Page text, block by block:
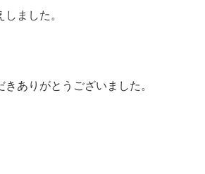
ました。
ありがとうございました。